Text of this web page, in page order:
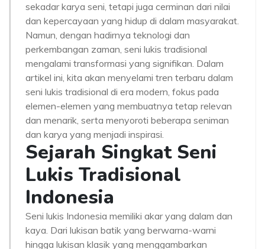
sekadar karya seni, tetapi juga cerminan dari nilai
dan kepercayaan yang hidup di dalam masyarakat.
Namun, dengan hadirnya teknologi dan
perkembangan zaman, seni lukis tradisional
mengalami transformasi yang signifikan. Dalam
artikel ini, kita akan menyelami tren terbaru dalam
seni lukis tradisional di era modern, fokus pada
elemen-elemen yang membuatnya tetap relevan
dan menarik, serta menyoroti beberapa seniman
dan karya yang menjadi inspirasi.
Sejarah Singkat Seni
Lukis Tradisional
Indonesia
Seni lukis Indonesia memiliki akar yang dalam dan
kaya. Dari lukisan batik yang berwarna-warni
hingga lukisan klasik yang menggambarkan